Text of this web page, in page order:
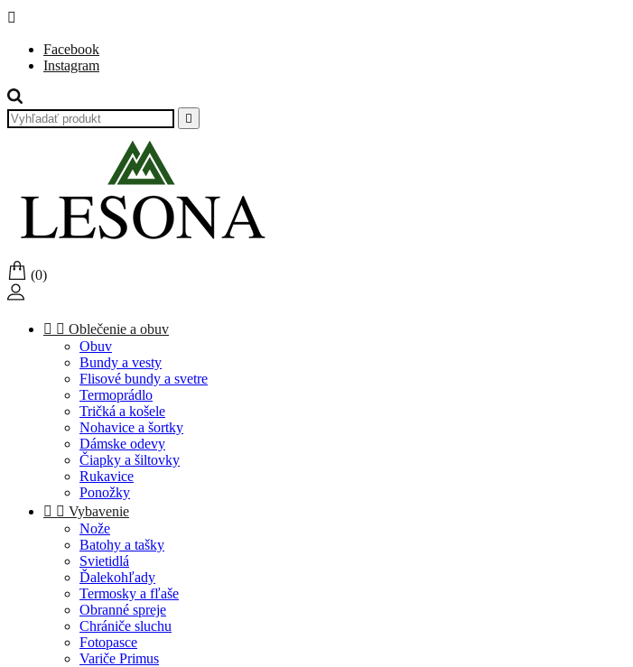

Facebook
Instagram

(0)
  Oblečenie a obuv
Obuv
Bundy a vesty
Flisové bundy a svetre
Termoprádlo
Tričká a košele
Nohavice a šortky
Dámske odevy
Čiapky a šiltovky
Rukavice
Ponožky
  Vybavenie
Nože
Batohy a tašky
Svietidlá
Ďalekohľady
Termosky a fľaše
Obranné spreje
Chrániče sluchu
Fotopasce
Variče Primus